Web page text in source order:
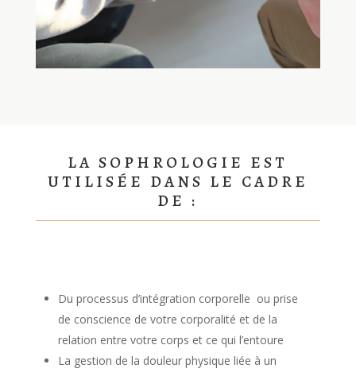
LA SOPHROLOGIE EST
UTILISÉE DANS LE CADRE
DE :
Du processus d’intégration corporelle ou prise
de conscience de votre corporalité et de la
relation entre votre corps et ce qui l’entoure
La gestion de la douleur physique liée à un